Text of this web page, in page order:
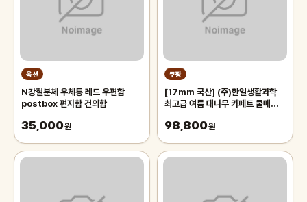
옥션
N강철분체 우체통 레드 우편함
postbox 편지함 건의함
35,000원
쿠팡
[17mm 국산] (주)한일생활과학
최고급 여름 대나무 카페트 쿨매트
침대 장판 자리_두꺼운 폭신한 튼튼
98,800원